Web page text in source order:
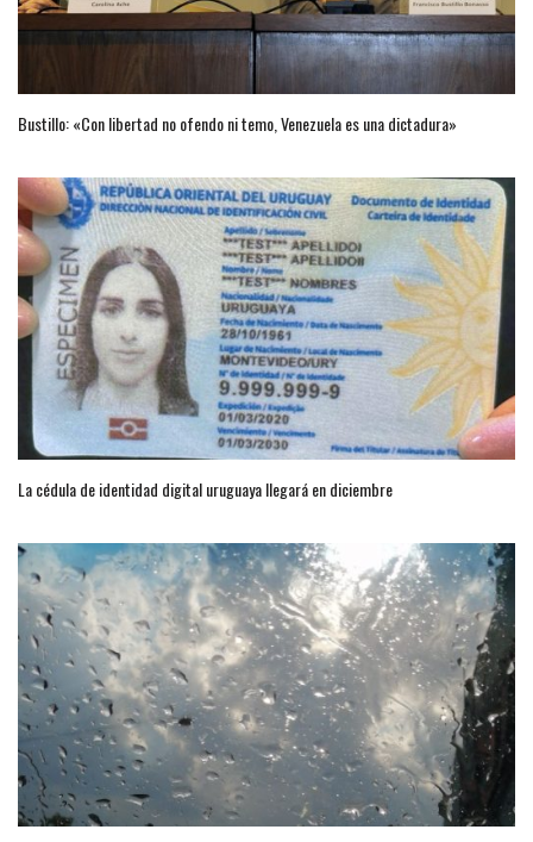
Bustillo: «Con libertad no ofendo ni temo, Venezuela es una dictadura»
La cédula de identidad digital uruguaya llegará en diciembre